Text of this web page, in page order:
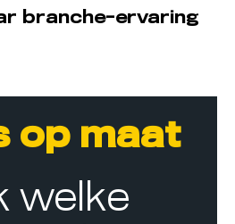
branche-ervaring
op maat
welke